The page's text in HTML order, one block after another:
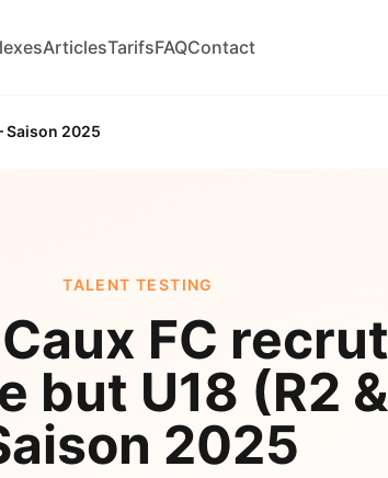
ArticlesTarifsFAQContact
Saison 2025
TALENT TESTING
FC
but U18 (R2
2025